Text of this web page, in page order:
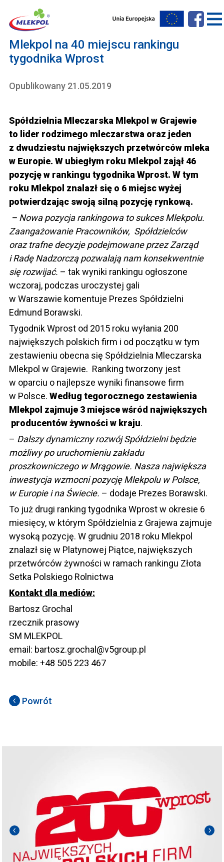
Mlekpol na 40 miejscu rankingu
tygodnika Wprost
Opublikowany 21.05.2019
Spółdzielnia Mleczarska Mlekpol w Grajewie
to lider rodzimego mleczarstwa oraz jeden
z dwudziestu największych przetwórców mleka
w Europie. W ubiegłym roku Mlekpol zajął 46
pozycję w rankingu tygodnika Wprost. W tym
roku Mlekpol znalazł się o 6 miejsc wyżej
potwierdzając swoją silną pozycję rynkową.
– Nowa pozycja rankingowa to sukces Mlekpolu.
Zaangażowanie Pracowników, Spółdzielców
oraz trafne decyzje podejmowane przez Zarząd
i Radę Nadzorczą pozwalają nam konsekwentnie
się rozwijać. – tak wyniki rankingu ogłoszone
wczoraj, podczas uroczystej gali
w Warszawie komentuje Prezes Spółdzielni
Edmund Borawski.
Tygodnik Wprost od 2015 roku wyłania 200
największych polskich firm i od początku w tym
zestawieniu obecna się Spółdzielnia Mleczarska
Mlekpol w Grajewie. Ranking tworzony jest
w oparciu o najlepsze wyniki finansowe firm
w Polsce. Według tegorocznego zestawienia
Mlekpol zajmuje 3 miejsce wśród największych
producentów żywności w kraju.
– Dalszy dynamiczny rozwój Spółdzielni będzie
możliwy po uruchomieniu zakładu
proszkowniczego w Mrągowie. Nasza największa
inwestycja wzmocni pozycję Mlekpolu w Polsce,
w Europie i na Świecie. – dodaje Prezes Borawski.
To już drugi ranking tygodnika Wprost w okresie 6
miesięcy, w którym Spółdzielnia z Grajewa zajmuje
wysoką pozycję. W grudniu 2018 roku Mlekpol
znalazł się w Platynowej Piątce, największych
przetwórców żywności w ramach rankingu Złota
Setka Polskiego Rolnictwa
Kontakt dla mediów:
Bartosz Grochal
rzecznik prasowy
SM MLEKPOL
email: bartosz.grochal@v5group.pl
mobile: +48 505 223 467
Powrót